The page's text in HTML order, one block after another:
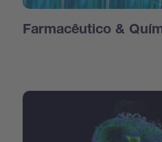
Farmacêutico &